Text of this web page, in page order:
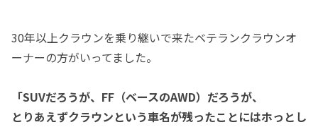
30年以上クラウンを乗り継いで来たベテランクラウンオ
ーナーの方がいってました。
「SUVだろうが、FF（ベースのAWD）だろうが、
とりあえずクラウンという車名が残ったことにはホっとし